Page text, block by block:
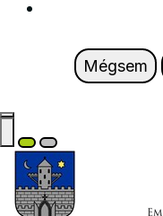
Mégsem